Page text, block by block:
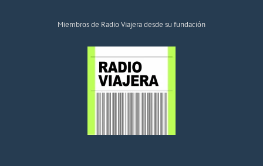
Miembros de Radio Viajera desde su fundación